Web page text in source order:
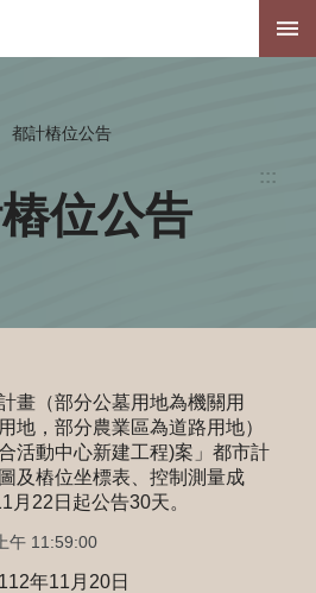
:::
都計樁位公告
位公告
畫（部分公墓用地為機關用
地，部分農業區為道路用地）
活動中心新建工程)案」都市計
及樁位坐標表、控制測量成
月22日起公告30天。
午 11:59:00
年11月20日